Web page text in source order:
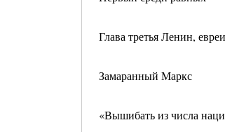
Глава третья Ленин,
Замаранный Маркс
«Вышибать из числа